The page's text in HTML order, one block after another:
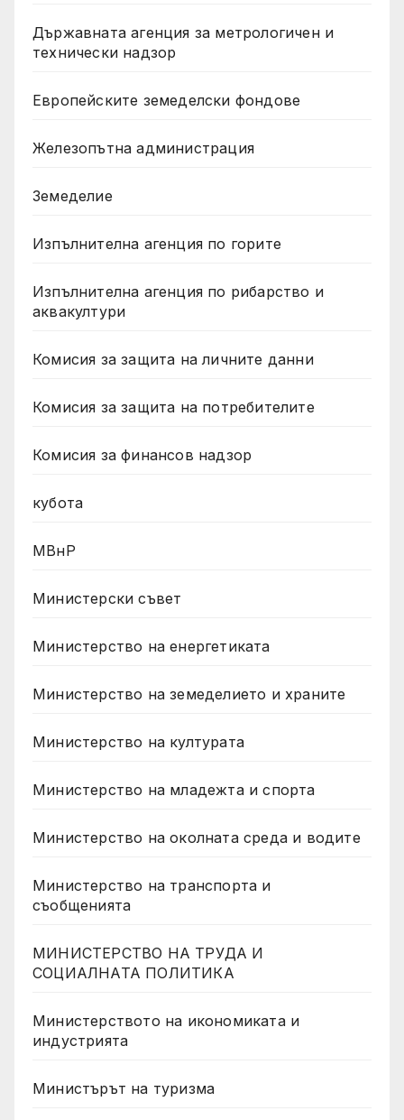
Държавната агенция за метрологичен и
технически надзор
Европейските земеделски фондове
Железопътна администрация
Земеделие
Изпълнителна агенция по горите
Изпълнителна агенция по рибарство и
аквакултури
Комисия за защита на личните данни
Комисия за защита на потребителите
Комисия за финансов надзор
кубота
МВнР
Министерски съвет
Министерство на енергетиката
Министерство на земеделието и храните
Министерство на културата
Министерство на младежта и спорта
Министерство на околната среда и водите
Министерство на транспорта и
съобщенията
МИНИСТЕРСТВО НА ТРУДА И
СОЦИАЛНАТА ПОЛИТИКА
Министерството на икономиката и
индустрията
Министърът на туризма